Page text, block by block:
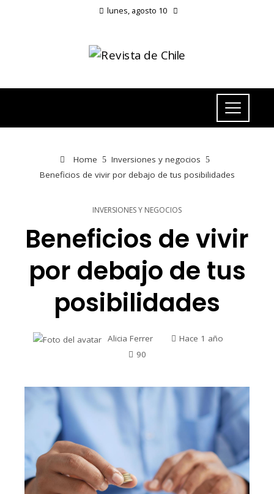
lunes, agosto 10
Home
Inversiones y negocios
Beneficios de vivir por debajo de tus posibilidades
INVERSIONES Y NEGOCIOS
Beneficios de vivir
por debajo de tus
posibilidades
Alicia Ferrer
Hace 1 año
90